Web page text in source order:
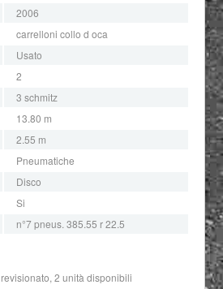
2006
carrelloni collo d oca
Usato
2
3 schmitz
13.80 m
2.55 m
Pneumatiche
Disco
Si
n°7 pneus. 385.55 r 22.5
2 unità disponibili